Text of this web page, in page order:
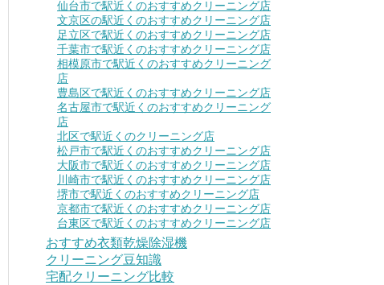
仙台市で駅近くのおすすめクリーニング店
文京区の駅近くのおすすめクリーニング店
足立区で駅近くのおすすめクリーニング店
千葉市で駅近くのおすすめクリーニング店
相模原市で駅近くのおすすめクリーニング
店
豊島区で駅近くのおすすめクリーニング店
名古屋市で駅近くのおすすめクリーニング
店
北区で駅近くのクリーニング店
松戸市で駅近くのおすすめクリーニング店
大阪市で駅近くのおすすめクリーニング店
川崎市で駅近くのおすすめクリーニング店
堺市で駅近くのおすすめクリーニング店
京都市で駅近くのおすすめクリーニング店
台東区で駅近くのおすすめクリーニング店
おすすめ衣類乾燥除湿機
クリーニング豆知識
宅配クリーニング比較